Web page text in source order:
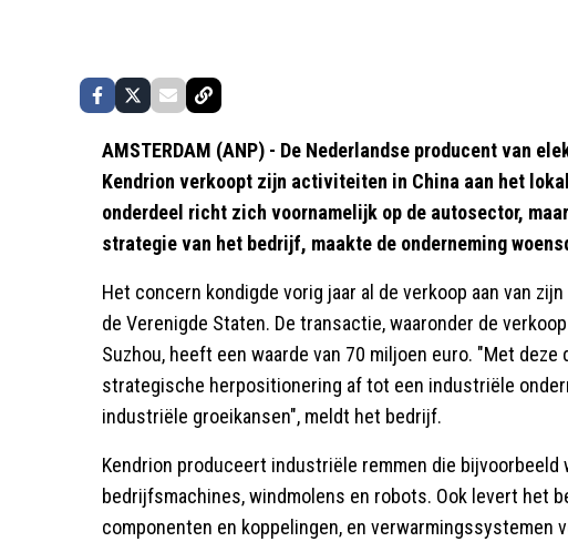
AMSTERDAM (ANP) - De Nederlandse producent van
Kendrion verkoopt zijn activiteiten in China aan het
onderdeel richt zich voornamelijk op de autosector,
strategie van het bedrijf, maakte de onderneming
Het concern kondigde vorig jaar al de verkoop aan van
de Verenigde Staten. De transactie, waaronder de
Suzhou, heeft een waarde van 70 miljoen euro. "Met
strategische herpositionering af tot een industriële
industriële groeikansen", meldt het bedrijf.
Kendrion produceert industriële remmen die bijvoorbeeld
bedrijfsmachines, windmolens en robots. Ook levert het
componenten en koppelingen, en verwarmingssystemen